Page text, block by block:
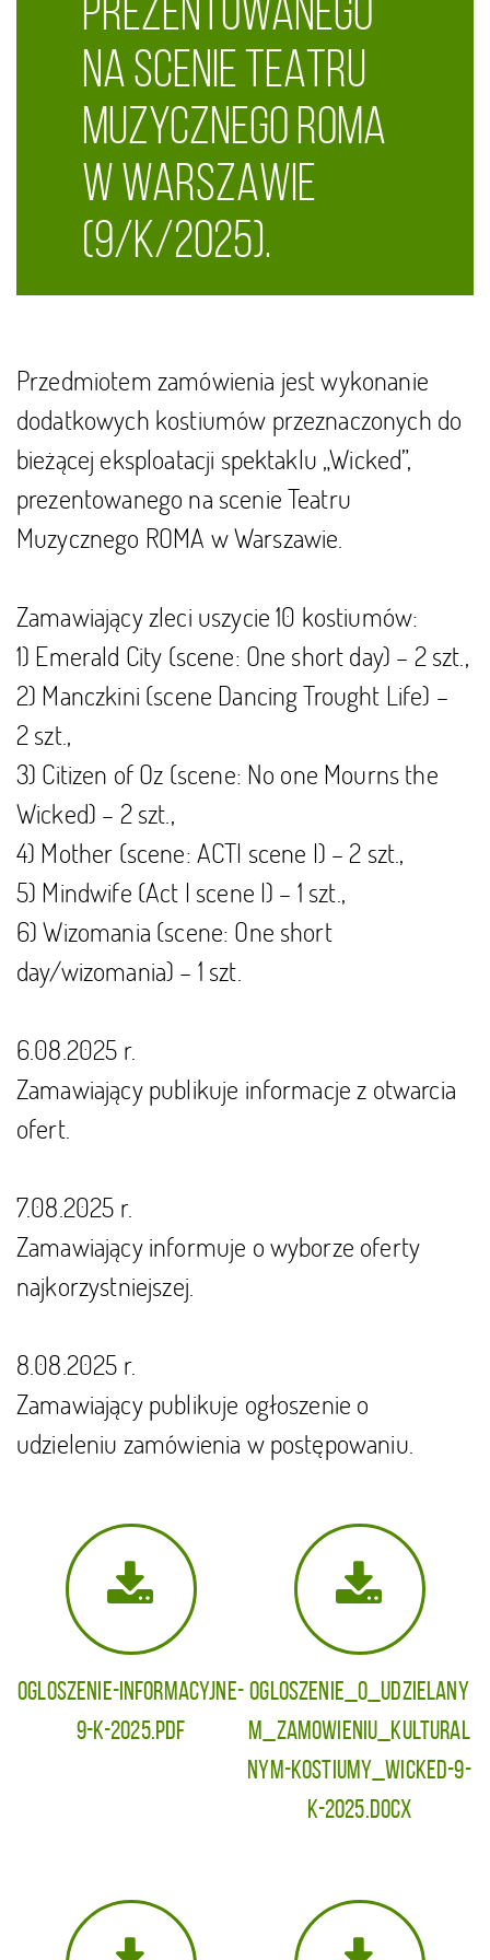
PREZENTOWANEGO
NA SCENIE TEATRU
MUZYCZNEGO ROMA
W WARSZAWIE
(9/K/2025).
Przedmiotem zamówienia jest wykonanie
dodatkowych kostiumów przeznaczonych do
bieżącej eksploatacji spektaklu „Wicked”,
prezentowanego na scenie Teatru
Muzycznego ROMA w Warszawie.
Zamawiający zleci uszycie 10 kostiumów:
1) Emerald City (scene: One short day) – 2 szt.,
2) Manczkini (scene Dancing Trought Life) –
2 szt.,
3) Citizen of Oz (scene: No one Mourns the
Wicked) – 2 szt.,
4) Mother (scene: ACTI scene I) – 2 szt.,
5) Mindwife (Act I scene I) – 1 szt.,
6) Wizomania (scene: One short
day/wizomania) – 1 szt.
6.08.2025 r.
Zamawiający publikuje informacje z otwarcia
ofert.
7.08.2025 r.
Zamawiający informuje o wyborze oferty
najkorzystniejszej.
8.08.2025 r.
Zamawiający publikuje ogłoszenie o
udzieleniu zamówienia w postępowaniu.
Ogloszenie-informacyjne-
9-K-2025.pdf
Ogloszenie_o_udzielany
m_zamowieniu_kultural
nym-kostiumy_Wicked-9-
K-2025.docx